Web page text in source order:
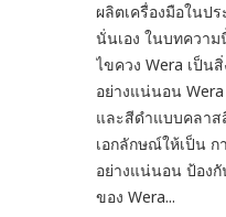
ผลิตเครื่องมือในป
นั่นเอง ในบทควา
ไขควง Wera เป็น
อย่างแน่นอน
และสีดำแบบคลาส
เอกลักษณ์ให้เป็น
อย่างแน่นอน ป้อง
ของ Wera...